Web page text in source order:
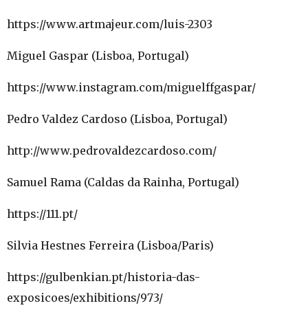
https://www.artmajeur.com/luis-2303
Miguel Gaspar (Lisboa, Portugal)
https://www.instagram.com/miguelffgaspar/
Pedro Valdez Cardoso (Lisboa, Portugal)
http://www.pedrovaldezcardoso.com/
Samuel Rama (Caldas da Rainha, Portugal)
https://111.pt/
Silvia Hestnes Ferreira (Lisboa/Paris)
https://gulbenkian.pt/historia-das-
exposicoes/exhibitions/973/